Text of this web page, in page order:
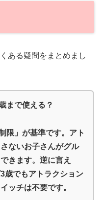
ある疑問をまとめまし
まで使える？
限」が基準です。アト
ないお子さんがグル
きます。逆に言え
歳でもアトラクション
ッチは不要です。